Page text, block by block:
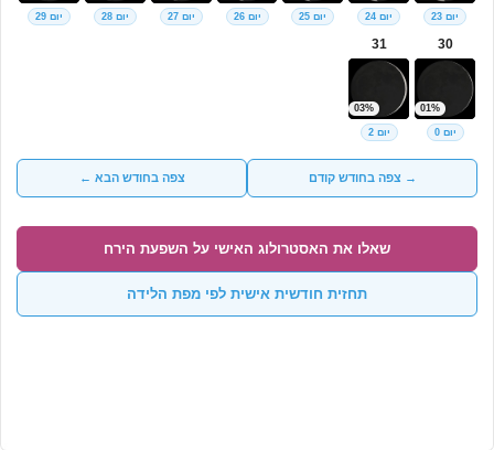
יום 23 יום 24 יום 25 יום 26 יום 27 יום 28 יום 29
30
01%
יום 0
31
03%
יום 2
→ צפה בחודש קודם צפה בחודש הבא ←
שאלו את האסטרולוג האישי על השפעת הירח
תחזית חודשית אישית לפי מפת הלידה